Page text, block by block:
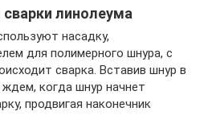
линолеума
насадку,
для полимерного шнура, с
сварка. Вставив шнур в
когда шнур начнет
продвигая наконечник